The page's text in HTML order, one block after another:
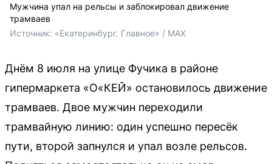
Мужчина упал на рельсы и заблокировал движение
трамваев
Источник: «Екатеринбург. Главное» / MAX
Днём 8 июля на улице Фучика в районе
гипермаркета «О«КЕЙ» остановилось движение
трамваев. Двое мужчин переходили
трамвайную линию: один успешно пересёк
пути, второй запнулся и упал возле рельсов.